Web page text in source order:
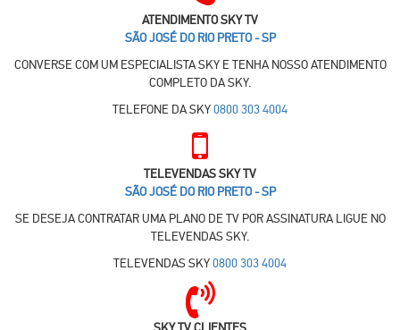
ATENDIMENTO SKY TV
SÃO JOSÉ DO RIO PRETO - SP
CONVERSE COM UM ESPECIALISTA SKY E TENHA NOSSO ATENDIMENTO
COMPLETO DA SKY.
TELEFONE DA SKY0800 303 4004
TELEVENDAS SKY TV
SÃO JOSÉ DO RIO PRETO - SP
SE DESEJA CONTRATAR UMA PLANO DE TV POR ASSINATURA LIGUE NO
TELEVENDAS SKY.
TELEVENDAS SKY0800 303 4004